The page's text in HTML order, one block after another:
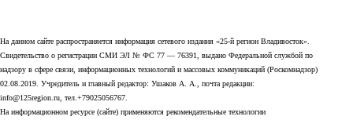
На данном сайте распространяется информация сетевого издания «25-й регион Владивосток».
Свидетельство о регистрации СМИ ЭЛ № ФС 77 — 76391, выдано Федеральной службой по
надзору в сфере связи, информационных технологий и массовых коммуникаций (Роскомнадзор)
02.08.2019. Учредитель и главный редактор: Ушаков А. А., почта редакции:
info@125region.ru, тел.+79025056767.
На информационном ресурсе (сайте) применяются рекомендательные технологии